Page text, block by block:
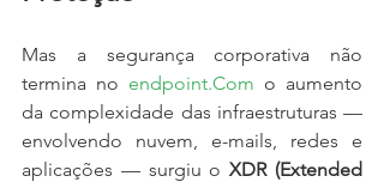
Mas a segurança corporativa não
termina no endpoint.Com o aumento
da complexidade das infraestruturas —
envolvendo nuvem, e-mails, redes e
aplicações — surgiu o XDR (Extended